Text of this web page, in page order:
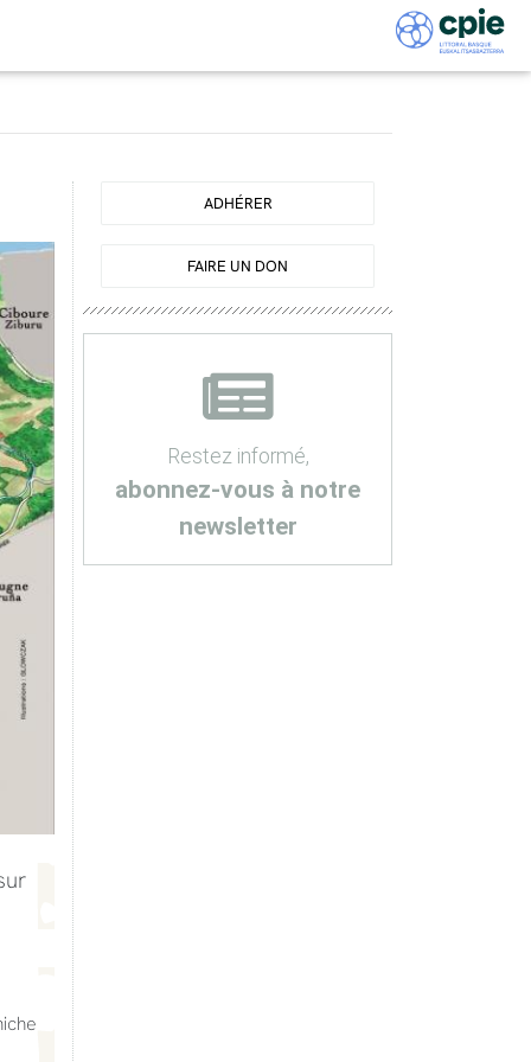
ADHÉRER
FAIRE UN DON
Restez informé,
abonnez-vous à notre
newsletter